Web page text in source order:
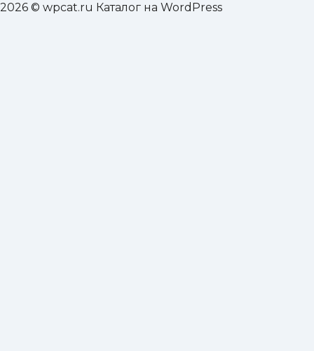
2026 © wpcat.ru Каталог на WordPress